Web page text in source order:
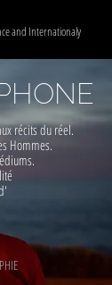
and Internationaly
récits du réel.
Hommes.